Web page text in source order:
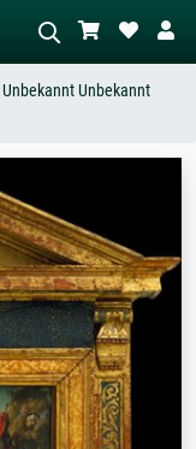
– for eksempel grønn
med mye rødt, mørkt
stående akt ved et tre.
Unbekannt Unbekannt